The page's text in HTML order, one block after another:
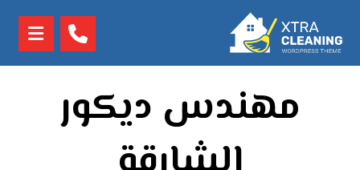
مهندس ديكور